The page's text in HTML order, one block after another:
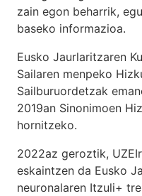
zain egon beharrik,
baseko informazioa.
Eusko Jaurlaritzaren
Sailaren menpeko
Sailburuordetzak
2019an Sinonimoen
hornitzeko.
2022az geroztik,
eskaintzen da Eusko
neuronalaren Itzuli+